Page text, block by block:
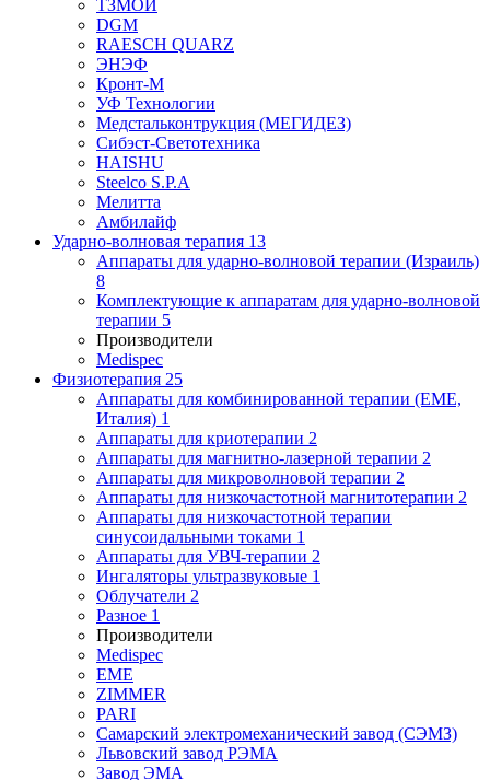
ТЗМОИ
DGM
RAESCH QUARZ
ЭНЭФ
Кронт-М
УФ Технологии
Медстальконтрукция (МЕГИДЕЗ)
Сибэст-Светотехника
HAISHU
Steelco S.P.A
Мелитта
Амбилайф
Ударно-волновая терапия 13
Аппараты для ударно-волновой терапии (Израиль)
8
Комплектующие к аппаратам для ударно-волновой
терапии 5
Производители
Medispec
Физиотерапия 25
Аппараты для комбинированной терапии (EME,
Италия) 1
Аппараты для криотерапии 2
Аппараты для магнитно-лазерной терапии 2
Аппараты для микроволновой терапии 2
Аппараты для низкочастотной магнитотерапии 2
Аппараты для низкочастотной терапии
синусоидальными токами 1
Аппараты для УВЧ-терапии 2
Ингаляторы ультразвуковые 1
Облучатели 2
Разное 1
Производители
Medispec
EME
ZIMMER
PARI
Самарский электромеханический завод (СЭМЗ)
Львовский завод РЭМА
Завод ЭМА